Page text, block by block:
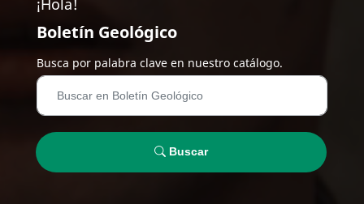
Boletín Geológico
Busca por palabra clave en nuestro catálogo.
Buscar